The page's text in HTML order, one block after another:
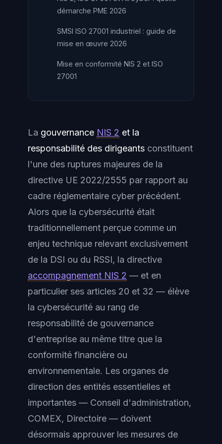
démarche PME 2026
SMSI ISO 27001 industriel : guide de
mise en œuvre 2026
Mise en conformité NIS 2 et ISO
27001
La gouvernance NIS 2 et la
responsabilité des dirigeants constituent
l'une des ruptures majeures de la
directive UE 2022/2555 par rapport au
cadre réglementaire cyber précédent.
Alors que la cybersécurité était
traditionnellement perçue comme un
enjeu technique relevant exclusivement
de la DSI ou du RSSI, la directive
accompagnement NIS 2 — et en
particulier ses articles 20 et 32 — élève
la cybersécurité au rang de
responsabilité de gouvernance
d'entreprise au même titre que la
conformité financière ou
environnementale. Les organes de
direction des entités essentielles et
importantes — Conseil d'administration,
COMEX, Directoire — doivent
désormais approuver les mesures de